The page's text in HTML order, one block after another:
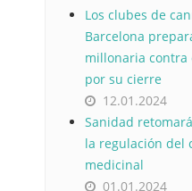
Los clubes de
Barcelona
millonaria contra
por su cierre
12.01.2024
Sanidad
la regulación del
medicinal
01.01.2024